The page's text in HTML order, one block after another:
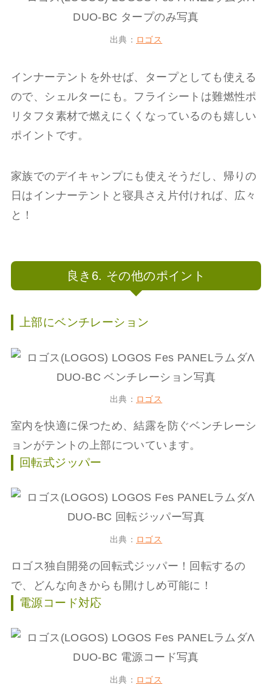
出典： ロゴス
インナーテントを外せば、タープとしても使える
ので、シェルターにも。フライシートは難燃性ポ
リタフタ素材で燃えにくくなっているのも嬉しい
ポイントです。
家族でのデイキャンプにも使えそうだし、帰りの
日はインナーテントと寝具さえ片付ければ、広々
と！
良き6. その他のポイント
上部にベンチレーション
出典： ロゴス
室内を快適に保つため、結露を防ぐベンチレーシ
ョンがテントの上部についています。
回転式ジッパー
出典： ロゴス
ロゴス独自開発の回転式ジッパー！回転するの
で、どんな向きからも開けしめ可能に！
電源コード対応
出典： ロゴス